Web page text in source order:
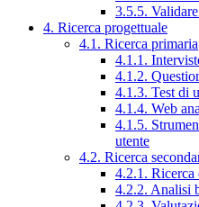
3.5.5.
4. Ricerca progettuale
4.1. Ricerca primaria
4.1.1.
4.1.2.
4.1.3. Test di
4.1.4. Web
4.1.5.
utente
4.2. Ricerca
4.2.1. Ricerca
4.2.2. Analisi